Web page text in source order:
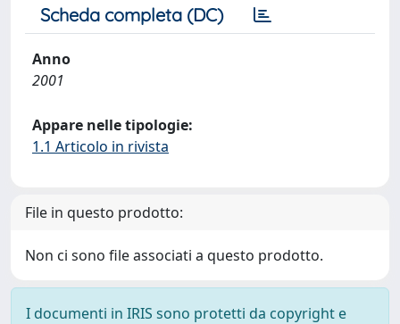
Scheda completa (DC)
Anno
2001
Appare nelle tipologie:
1.1 Articolo in rivista
File in questo prodotto:
Non ci sono file associati a questo prodotto.
I documenti in IRIS sono protetti da copyright e